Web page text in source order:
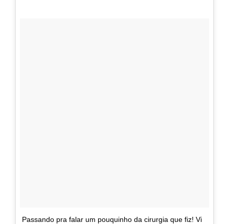
Passando pra falar um pouquinho da cirurgia que fiz! Vi